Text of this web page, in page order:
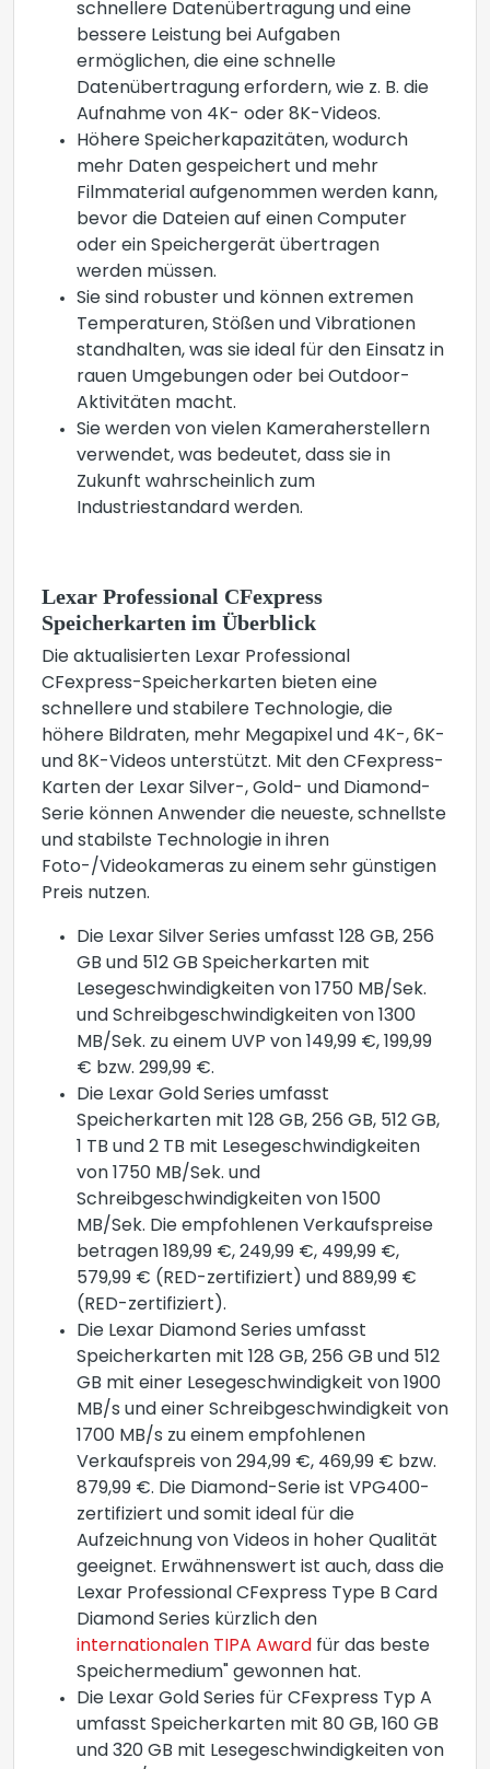
schnellere Datenübertragung und eine
bessere Leistung bei Aufgaben
ermöglichen, die eine schnelle
Datenübertragung erfordern, wie z. B. die
Aufnahme von 4K- oder 8K-Videos.
Höhere Speicherkapazitäten, wodurch
mehr Daten gespeichert und mehr
Filmmaterial aufgenommen werden kann,
bevor die Dateien auf einen Computer
oder ein Speichergerät übertragen
werden müssen.
Sie sind robuster und können extremen
Temperaturen, Stößen und Vibrationen
standhalten, was sie ideal für den Einsatz in
rauen Umgebungen oder bei Outdoor-
Aktivitäten macht.
Sie werden von vielen Kameraherstellern
verwendet, was bedeutet, dass sie in
Zukunft wahrscheinlich zum
Industriestandard werden.
Lexar Professional CFexpress
Speicherkarten im Überblick
Die aktualisierten Lexar Professional
CFexpress-Speicherkarten bieten eine
schnellere und stabilere Technologie, die
höhere Bildraten, mehr Megapixel und 4K-, 6K-
und 8K-Videos unterstützt. Mit den CFexpress-
Karten der Lexar Silver-, Gold- und Diamond-
Serie können Anwender die neueste, schnellste
und stabilste Technologie in ihren
Foto-/Videokameras zu einem sehr günstigen
Preis nutzen.
Die Lexar Silver Series umfasst 128 GB, 256
GB und 512 GB Speicherkarten mit
Lesegeschwindigkeiten von 1750 MB/Sek.
und Schreibgeschwindigkeiten von 1300
MB/Sek. zu einem UVP von 149,99 €, 199,99
€ bzw. 299,99 €.
Die Lexar Gold Series umfasst
Speicherkarten mit 128 GB, 256 GB, 512 GB,
1 TB und 2 TB mit Lesegeschwindigkeiten
von 1750 MB/Sek. und
Schreibgeschwindigkeiten von 1500
MB/Sek. Die empfohlenen Verkaufspreise
betragen 189,99 €, 249,99 €, 499,99 €,
579,99 € (RED-zertifiziert) und 889,99 €
(RED-zertifiziert).
Die Lexar Diamond Series umfasst
Speicherkarten mit 128 GB, 256 GB und 512
GB mit einer Lesegeschwindigkeit von 1900
MB/s und einer Schreibgeschwindigkeit von
1700 MB/s zu einem empfohlenen
Verkaufspreis von 294,99 €, 469,99 € bzw.
879,99 €. Die Diamond-Serie ist VPG400-
zertifiziert und somit ideal für die
Aufzeichnung von Videos in hoher Qualität
geeignet. Erwähnenswert ist auch, dass die
Lexar Professional CFexpress Type B Card
Diamond Series kürzlich den
internationalen TIPA Award für das beste
Speichermedium" gewonnen hat.
Die Lexar Gold Series für CFexpress Typ A
umfasst Speicherkarten mit 80 GB, 160 GB
und 320 GB mit Lesegeschwindigkeiten von